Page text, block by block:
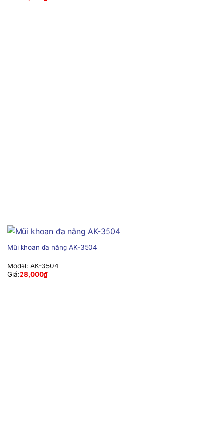
Mũi khoan đa năng AK-3504
Model: AK-3504
Giá:28,000₫